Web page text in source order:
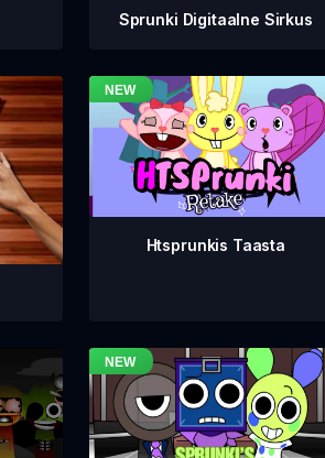
Sprunki Digitaalne Sirkus
Htsprunkis Taasta